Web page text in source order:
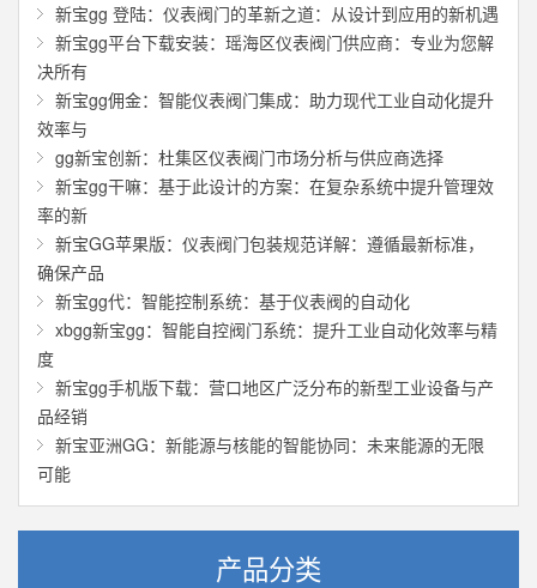
新宝gg 登陆：仪表阀门的革新之道：从设计到应用的新机遇
新宝gg平台下载安装：瑶海区仪表阀门供应商：专业为您解
决所有
新宝gg佣金：智能仪表阀门集成：助力现代工业自动化提升
效率与
gg新宝创新：杜集区仪表阀门市场分析与供应商选择
新宝gg干嘛：基于此设计的方案：在复杂系统中提升管理效
率的新
新宝GG苹果版：仪表阀门包装规范详解：遵循最新标准，
确保产品
新宝gg代：智能控制系统：基于仪表阀的自动化
xbgg新宝gg：智能自控阀门系统：提升工业自动化效率与精
度
新宝gg手机版下载：营口地区广泛分布的新型工业设备与产
品经销
新宝亚洲GG：新能源与核能的智能协同：未来能源的无限
可能
产品分类